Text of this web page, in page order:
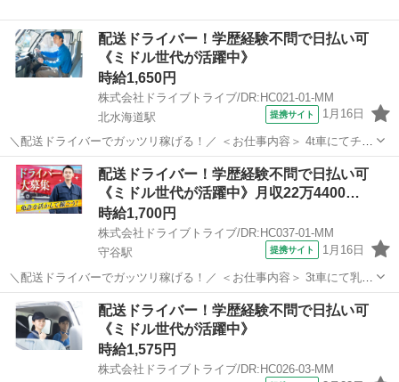
配送ドライバー！学歴経験不問で日払い可
《ミドル世代が活躍中》
時給1,650円
株式会社ドライブトライブ/DR:HC021-01-MM
北水海道駅
提携サイト 1月16日
＼配送ドライバーでガッツリ稼げる！／ ＜お仕事内容＞ 4t車にてチル
ド商品のルート配送業務 ■車種・内容：DR:4t ■商品：食品 ■配送先：
センター ■配送件数：3～5件 ＜必須資格＞ 中型免許(8t限定)MT ...
茨城 坂東市 北水海道駅 デリバリー
配送ドライバー！学歴経験不問で日払い可
《ミドル世代が活躍中》月収22万4400…
時給1,700円
株式会社ドライブトライブ/DR:HC037-01-MM
守谷駅
提携サイト 1月16日
＼配送ドライバーでガッツリ稼げる！／ ＜お仕事内容＞ 3t車にて乳製
品の配送業務 ■車種・内容：DR:3t＋作業 ■商品：食品 ■配送先：セン
ター ■配送件数：1～2件 ＜必須資格＞ 準中型免許(限定解除済
み)MT ...
茨城 守谷市 守谷駅 デリバリー
配送ドライバー！学歴経験不問で日払い可
《ミドル世代が活躍中》
時給1,575円
株式会社ドライブトライブ/DR:HC026-03-MM